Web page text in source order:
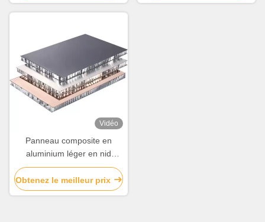
Vidéo
Panneau composite en
aluminium léger en nid
d'abeille d'épaisseur de 6
mm à 30 mm
Obtenez le meilleur prix